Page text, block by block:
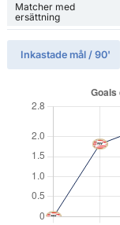
Matcher med
ersättning
Inkastade mål / 90'